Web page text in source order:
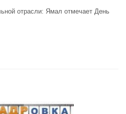
отрасли: Ямал отмечает День